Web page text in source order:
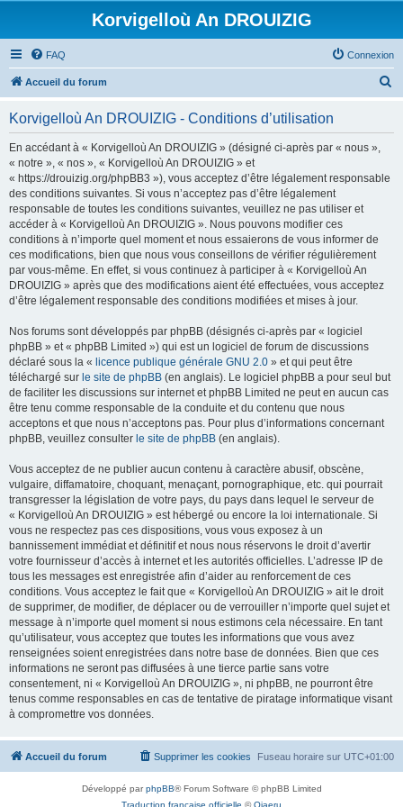
Korvigelloù An DROUIZIG
FAQ Connexion
Accueil du forum
Korvigelloù An DROUIZIG - Conditions d’utilisation
En accédant à « Korvigelloù An DROUIZIG » (désigné ci-après par « nous »,
« notre », « nos », « Korvigelloù An DROUIZIG » et
« https://drouizig.org/phpBB3 »), vous acceptez d’être légalement responsable
des conditions suivantes. Si vous n’acceptez pas d’être légalement
responsable de toutes les conditions suivantes, veuillez ne pas utiliser et
accéder à « Korvigelloù An DROUIZIG ». Nous pouvons modifier ces
conditions à n’importe quel moment et nous essaierons de vous informer de
ces modifications, bien que nous vous conseillons de vérifier régulièrement
par vous-même. En effet, si vous continuez à participer à « Korvigelloù An
DROUIZIG » après que des modifications aient été effectuées, vous acceptez
d’être légalement responsable des conditions modifiées et mises à jour.
Nos forums sont développés par phpBB (désignés ci-après par « logiciel
phpBB » et « phpBB Limited ») qui est un logiciel de forum de discussions
déclaré sous la « licence publique générale GNU 2.0 » et qui peut être
téléchargé sur le site de phpBB (en anglais). Le logiciel phpBB a pour seul but
de faciliter les discussions sur internet et phpBB Limited ne peut en aucun cas
être tenu comme responsable de la conduite et du contenu que nous
acceptons et que nous n’acceptons pas. Pour plus d’informations concernant
phpBB, veuillez consulter le site de phpBB (en anglais).
Vous acceptez de ne publier aucun contenu à caractère abusif, obscène,
vulgaire, diffamatoire, choquant, menaçant, pornographique, etc. qui pourrait
transgresser la législation de votre pays, du pays dans lequel le serveur de
« Korvigelloù An DROUIZIG » est hébergé ou encore la loi internationale. Si
vous ne respectez pas ces dispositions, vous vous exposez à un
bannissement immédiat et définitif et nous nous réservons le droit d’avertir
votre fournisseur d’accès à internet et les autorités officielles. L’adresse IP de
tous les messages est enregistrée afin d’aider au renforcement de ces
conditions. Vous acceptez le fait que « Korvigelloù An DROUIZIG » ait le droit
de supprimer, de modifier, de déplacer ou de verrouiller n’importe quel sujet et
message à n’importe quel moment si nous estimons cela nécessaire. En tant
qu’utilisateur, vous acceptez que toutes les informations que vous avez
renseignées soient enregistrées dans notre base de données. Bien que ces
informations ne seront pas diffusées à une tierce partie sans votre
consentement, ni « Korvigelloù An DROUIZIG », ni phpBB, ne pourront être
tenus comme responsables en cas de tentative de piratage informatique visant
à compromettre vos données.
Accueil du forum Fuseau horaire sur UTC+01:00
Supprimer les cookies
Développé parphpBB® Forum Software © phpBB Limited
Traduction française officielle ©Qiaeru